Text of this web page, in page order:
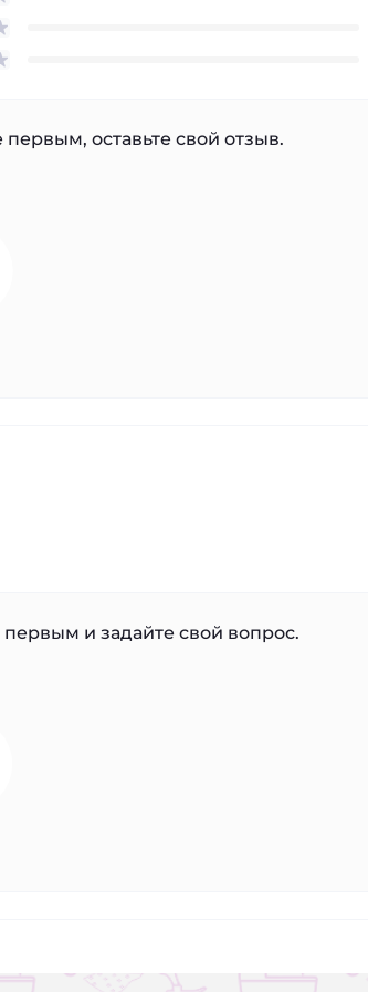
оставьте свой отзыв.
и задайте свой вопрос.